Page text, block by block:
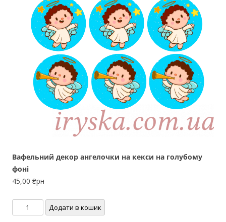
Вафельний декор ангелочки на кекси на голубому
фоні
45,00 ₴рн
Вафельний
декор
Додати в кошик